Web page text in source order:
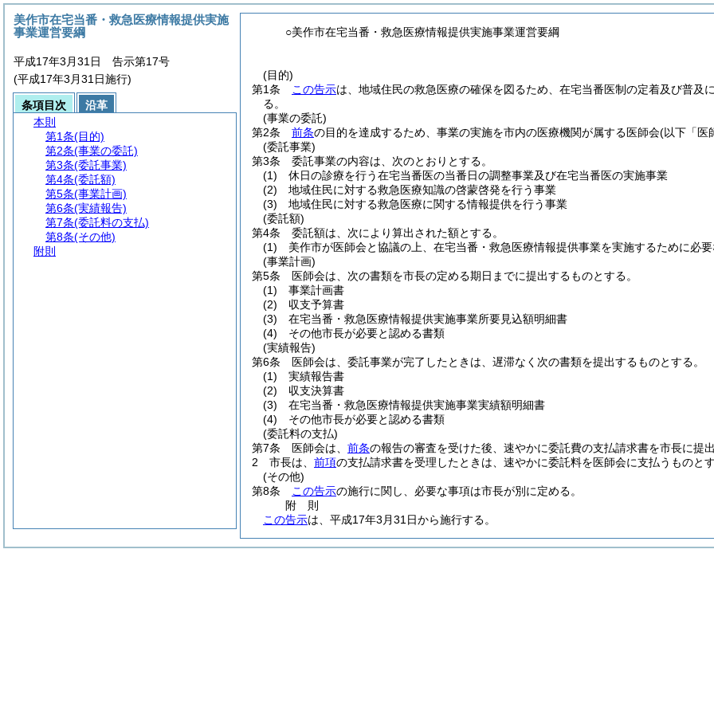
○美作市在宅当番・救急医療情報提供実施事業運営要綱
(目的)
第1条
この告示は、地域住民の救急医療の確保を図るため、在宅当番医制の定着及び普
る。
(事業の委託)
第2条
前条の目的を達成するため、事業の実施を市内の医療機関が属する医師会(以下「医
(委託事業)
第3条
委託事業の内容は、次のとおりとする。
(1)
休日の診療を行う在宅当番医の当番日の調整事業及び在宅当番医の実施事業
(2)
地域住民に対する救急医療知識の啓蒙啓発を行う事業
(3)
地域住民に対する救急医療に関する情報提供を行う事業
(委託額)
第4条
委託額は、次により算出された額とする。
(1)
美作市が医師会と協議の上、在宅当番・救急医療情報提供事業を実施するために必要
(事業計画)
第5条
医師会は、次の書類を市長の定める期日までに提出するものとする。
(1)
事業計画書
(2)
収支予算書
(3)
在宅当番・救急医療情報提供実施事業所要見込額明細書
(4)
その他市長が必要と認める書類
(実績報告)
第6条
医師会は、委託事業が完了したときは、遅滞なく次の書類を提出するものとする。
(1)
実績報告書
(2)
収支決算書
(3)
在宅当番・救急医療情報提供実施事業実績額明細書
(4)
その他市長が必要と認める書類
(委託料の支払)
第7条
医師会は、 前条の報告の審査を受けた後、速やかに委託費の支払請求書を市長に提
2
市長は、 前項の支払請求書を受理したときは、速やかに委託料を医師会に支払うものとす
(その他)
第8条
この告示の施行に関し、必要な事項は市長が別に定める。
附 則
この告示は、平成17年3月31日から施行する。
美作市在宅当番・救急医療情報提供実施
事業運営要綱
平成17年3月31日 告示第17号
(平成17年3月31日施行)
条項目次
沿革
本則
第1条(目的)
第2条(事業の委託)
第3条(委託事業)
第4条(委託額)
第5条(事業計画)
第6条(実績報告)
第7条(委託料の支払)
第8条(その他)
附則